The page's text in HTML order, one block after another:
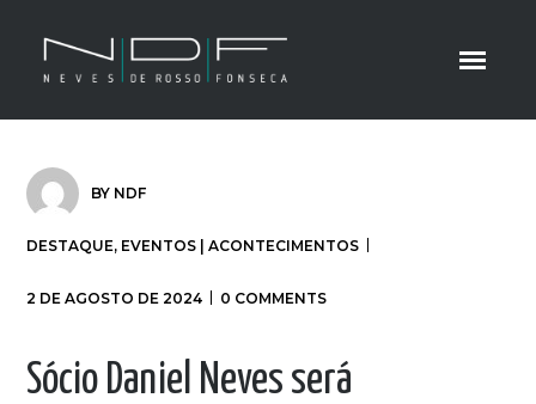
BY NDF
DESTAQUE, EVENTOS | ACONTECIMENTOS
2 DE AGOSTO DE 2024 0 COMMENTS
Sócio Daniel Neves será